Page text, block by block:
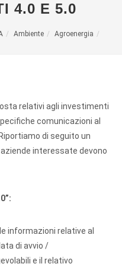
4.0 E 5.0
Ambiente Agroenergia
relativi agli investimenti
comunicazioni al
di seguito un
interessate devono
informazioni relative al
di avvio /
e il relativo